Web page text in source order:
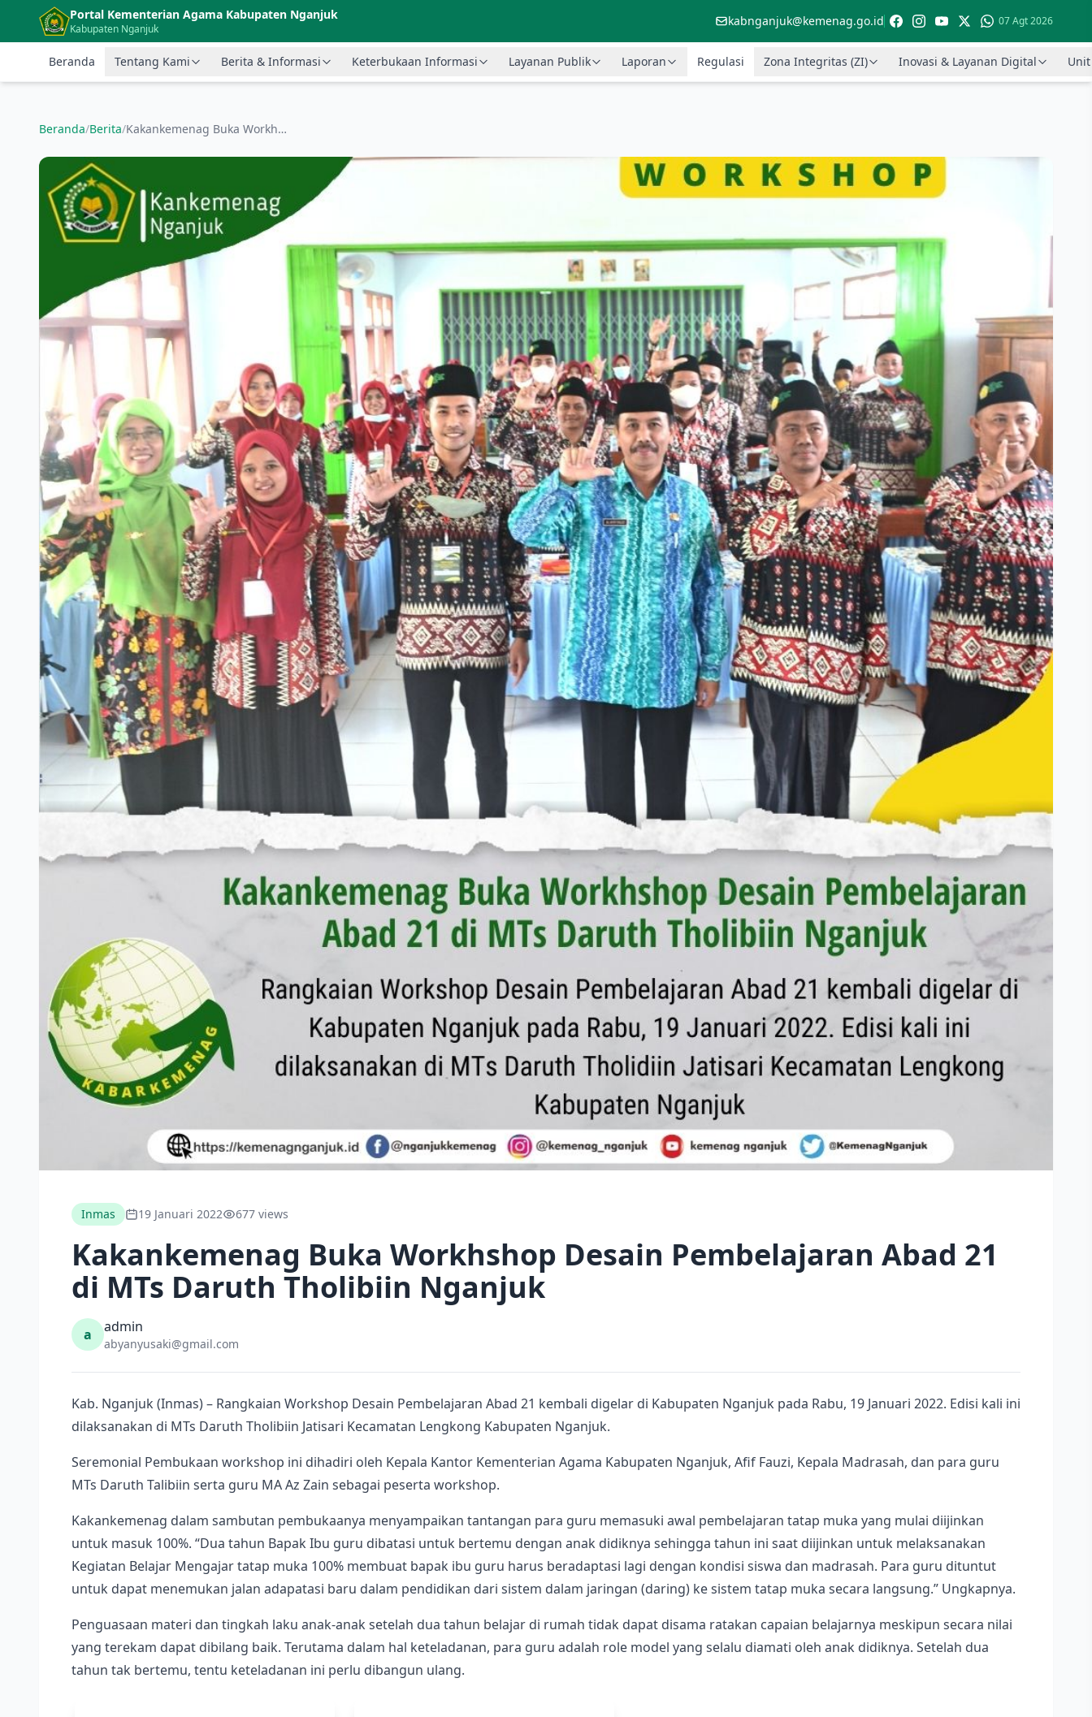
Langsung ke konten utama
Portal Kementerian Agama Kabupaten Nganjuk
Kabupaten Nganjuk
kabnganjuk@kemenag.go.id 07 Agt 2026
Beranda Tentang Kami Berita & Informasi Keterbukaan Informasi Layanan Publik Laporan Regulasi Zona Integritas (ZI) Inovasi & Layanan Digital
Beranda/Berita/ Kakankemenag Buka Workhshop Desain Pembelajaran Abad 21 di MTs Daruth Tholibiin Nganjuk
Inmas 19 Januari 2022 677 views
Kakankemenag Buka Workhshop Desain Pembelajaran Abad 21
di MTs Daruth Tholibiin Nganjuk
a admin
abyanyusaki@gmail.com
Kab. Nganjuk (Inmas) – Rangkaian Workshop Desain Pembelajaran Abad 21 kembali digelar di Kabupaten Nganjuk pada Rabu, 19 Januari 2022. Edisi kali ini
dilaksanakan di MTs Daruth Tholibiin Jatisari Kecamatan Lengkong Kabupaten Nganjuk.
Seremonial Pembukaan workshop ini dihadiri oleh Kepala Kantor Kementerian Agama Kabupaten Nganjuk, Afif Fauzi, Kepala Madrasah, dan para guru
MTs Daruth Talibiin serta guru MA Az Zain sebagai peserta workshop.
Kakankemenag dalam sambutan pembukaanya menyampaikan tantangan para guru memasuki awal pembelajaran tatap muka yang mulai diijinkan
untuk masuk 100%. “Dua tahun Bapak Ibu guru dibatasi untuk bertemu dengan anak didiknya sehingga tahun ini saat diijinkan untuk melaksanakan
Kegiatan Belajar Mengajar tatap muka 100% membuat bapak ibu guru harus beradaptasi lagi dengan kondisi siswa dan madrasah. Para guru dituntut
untuk dapat menemukan jalan adapatasi baru dalam pendidikan dari sistem dalam jaringan (daring) ke sistem tatap muka secara langsung.” Ungkapnya.
Penguasaan materi dan tingkah laku anak-anak setelah dua tahun belajar di rumah tidak dapat disama ratakan capaian belajarnya meskipun secara nilai
yang terekam dapat dibilang baik. Terutama dalam hal keteladanan, para guru adalah role model yang selalu diamati oleh anak didiknya. Setelah dua
tahun tak bertemu, tentu keteladanan ini perlu dibangun ulang.